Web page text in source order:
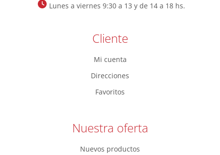
Lunes a viernes 9:30 a 13 y de 14 a 18 hs.
Cliente
Mi cuenta
Direcciones
Favoritos
Nuestra oferta
Nuevos productos